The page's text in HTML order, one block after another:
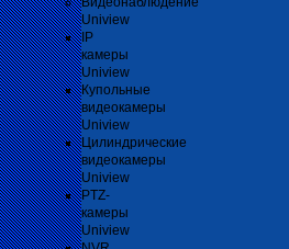
Uniview
IP
камеры
Uniview
Купольные
видеокамеры
Uniview
Цилиндрические
видеокамеры
Uniview
PTZ-
камеры
Uniview